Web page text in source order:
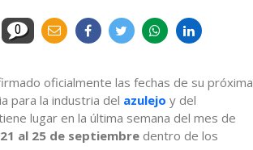
0
oficialmente las fechas de su próxima
para la industria del azulejo y del
lugar en la última semana del mes de
21 al 25 de septiembre dentro de los